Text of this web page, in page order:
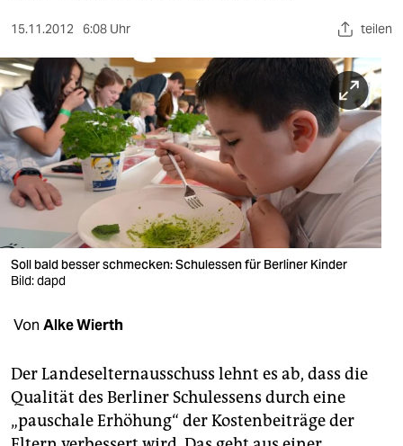
kultur
sport
berlin
nord
wahrheit
verlag
verlag
shop
fragen & hilfe
unterstützen
abo
15.11.2012 6:08 Uhr teilen
Soll bald besser schmecken: Schulessen für Berliner Kinder
Bild: dapd
Von Alke Wierth
Der Landeselternausschuss lehnt es ab, dass die
Qualität des Berliner Schulessens durch eine
„pauschale Erhöhung“ der Kostenbeiträge der